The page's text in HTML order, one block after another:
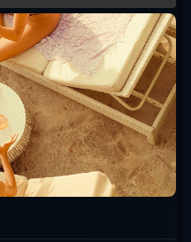
dan all-you-can-
jam, harga, dan